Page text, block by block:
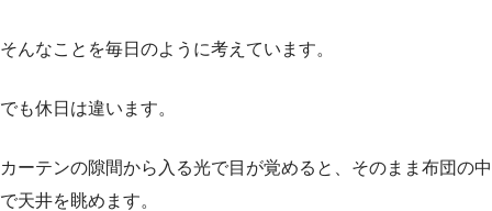
そんなことを毎日のように考えています。
でも休日は違います。
カーテンの隙間から入る光で目が覚めると、そのまま布団の中
で天井を眺めます。